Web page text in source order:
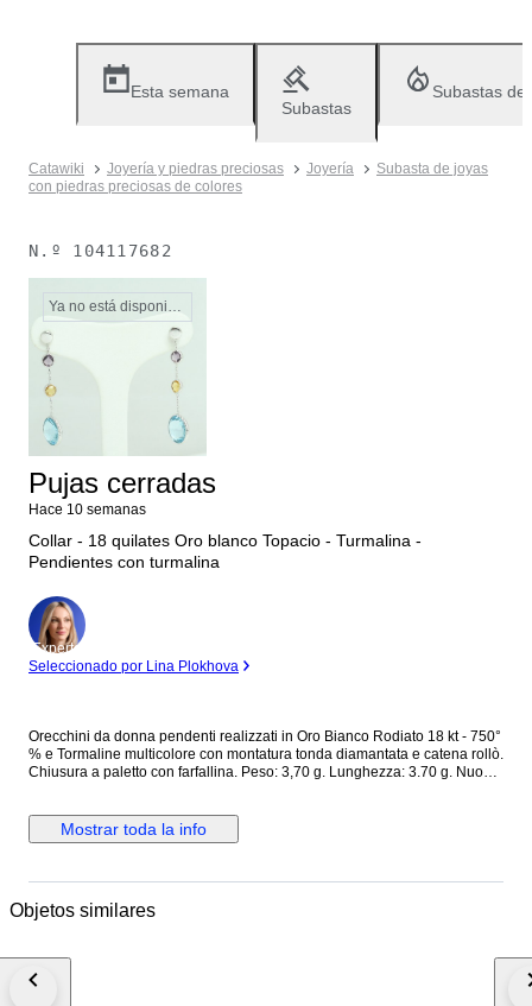
Esta semana
Subastas
Subastas
Catawiki Joyería y piedras preciosas Joyería
Subasta de joyas
con piedras preciosas de colores
N.º 104117682
Ya no está disponible
Pujas cerradas
Hace 10 semanas
Collar - 18 quilates Oro blanco Topacio - Turmalina -
Pendientes con turmalina
Experto
Seleccionado por Lina Plokhova
Orecchini da donna pendenti realizzati in Oro Bianco Rodiato 18 kt - 750°
% e Tormaline multicolore con montatura tonda diamantata e catena rollò.
Chiusura a paletto con farfallina. Peso: 3,70 g. Lunghezza: 3.70 g. Nuovo
Mostrar toda la info
Objetos similares